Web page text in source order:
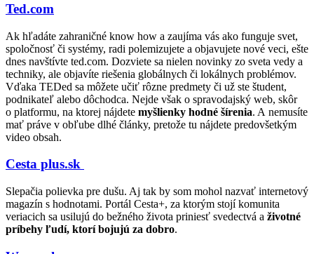
Ted.com
Ak hľadáte zahraničné know how a zaujíma vás ako funguje svet,
spoločnosť či systémy, radi polemizujete a objavujete nové veci, ešte
dnes navštívte ted.com. Dozviete sa nielen novinky zo sveta vedy a
techniky, ale objavíte riešenia globálnych či lokálnych problémov.
Vďaka TEDed sa môžete učiť rôzne predmety či už ste študent,
podnikateľ alebo dôchodca. Nejde však o spravodajský web, skôr
o platformu, na ktorej nájdete myšlienky hodné šírenia. A nemusíte
mať práve v obľube dlhé články, pretože tu nájdete predovšetkým
video obsah.
Cesta plus.sk
Slepačia polievka pre dušu. Aj tak by som mohol nazvať internetový
magazín s hodnotami. Portál Cesta+, za ktorým stojí komunita
veriacich sa usilujú do bežného života priniesť svedectvá a životné
príbehy ľudí, ktorí bojujú za dobro.